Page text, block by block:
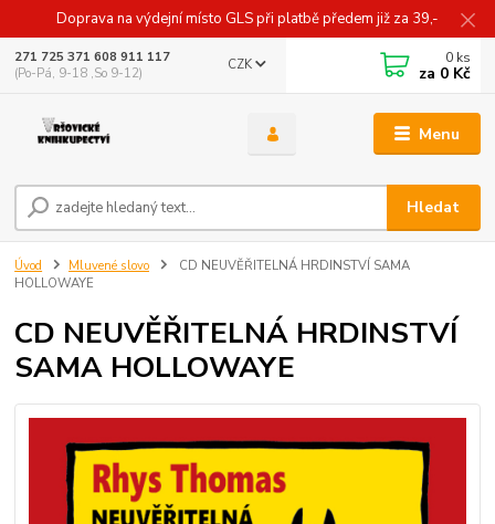
Doprava na výdejní místo GLS při platbě předem již za 39,-
Menu
CZK
Hledat
271 725 371 608 911 117
(Po-Pá, 9-18 ,So 9-12)
0 ks
za 0 Kč
Úvod Mluvené slovo
CD NEUVĚŘITELNÁ HRDINSTVÍ SAMA
HOLLOWAYE
CD NEUVĚŘITELNÁ HRDINSTVÍ
SAMA HOLLOWAYE